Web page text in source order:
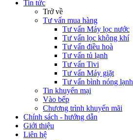
Tin tức
Trở về
Tư vấn mua hàng
Tư vấn Máy lọc nước
Tư vấn lọc không khí
Tư vấn điều hoà
Tư vấn tủ lạnh
Tư vấn Tivi
Tư vấn Máy giặt
Tư vấn bình nóng lạnh
Tin khuyến mại
Vào bếp
Chương trình khuyến mãi
Chính sách - hướng dẫn
Giới thiệu
Liên hệ